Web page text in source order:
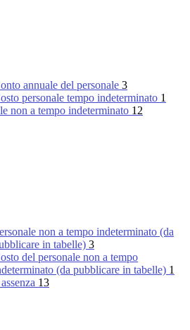
annuale del personale 3
personale tempo indeterminato 1
non a tempo indeterminato 12
non a tempo indeterminato (da
in tabelle) 3
del personale non a tempo
(da pubblicare in tabelle) 1
13